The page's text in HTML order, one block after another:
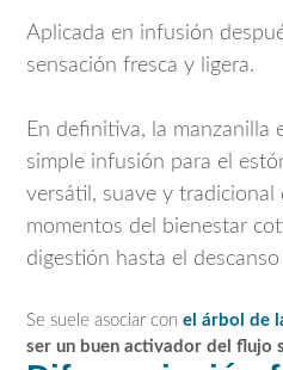
Aplicada en infusión
sensación fresca y ligera.
En definitiva, la manzanilla
simple infusión para el
versátil, suave y
momentos del bienestar
digestión hasta el
Se suele asociar con el árbol de
ser un buen activador del flujo